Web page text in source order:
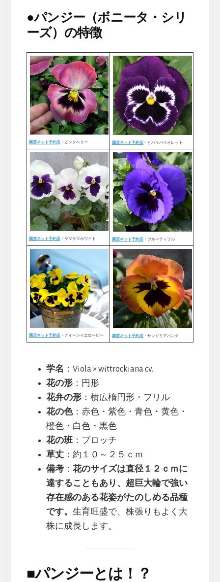
●パンジー（ボニータ・シリ
ーズ）の特徴
園芸ネット予約店・ピンクベリー 園芸ネット予約店・ビバラバイオレット
園芸ネット予約店・ラマラマホワイト 園芸ネット予約店・ブルーティフル
園芸ネット予約店・クイーンイエロービー 園芸ネット予約店・サングリアパンチ
学名 ：Viola × wittrockiana cv.
花の形：円形
花弁の形：横広楕円形・フリル
花の色：赤色・紫色・青色・黄色・
橙色・白色・黒色
花の班：ブロッチ
草丈：約１０～２５ｃｍ
備考： 花のサイズは直径１２ｃｍに
達することもあり、超巨大輪で強い
存在感のある花姿がたのしめる品種
です。 生育旺盛で、株張りもよく大
株に成長します。
■パンジーとは！？